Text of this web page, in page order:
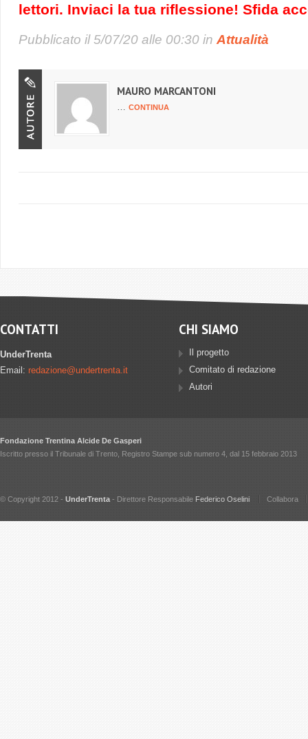
lettori. Inviaci la tua riflessione! Sfida
Pubblicato il5/07/20 alle 00:30 in Attualità
MAURO MARCANTONI
… CONTINUA
CONTATTI
UnderTrenta
Email: redazione@undertrenta.it
CHI SIAMO
Il progetto
Comitato di redazione
Autori
Fondazione Trentina Alcide De Gasperi
Iscritto presso il Tribunale di Trento, Registro Stampe sub numero 4, dal 15 febbraio 2013
© Copyright 2012 - UnderTrenta - Direttore Responsabile Federico Oselini Collabora